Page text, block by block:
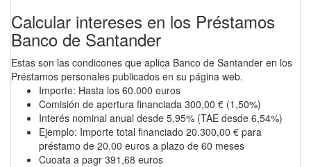
Calcular intereses en los Préstamos
Banco de Santander
Estas son las condicones que aplica Banco de Santander en los
Préstamos personales publicados en su página web.
Importe: Hasta los 60.000 euros
Comisión de apertura financiada 300,00 € (1,50%)
Interés nominal anual desde 5,95% (TAE desde 6,54%)
Ejemplo: Importe total financiado 20.300,00 € para
préstamo de 20.00 euros a plazo de 60 meses
Cuoata a pagr 391,68 euros